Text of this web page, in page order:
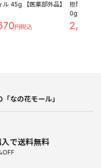
ル 45g 【医薬部外品】
担防止ベ
0g
2,280
なの花モール」
で送料無料